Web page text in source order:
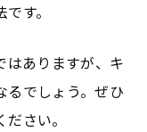
す。
はありますが、キ
るでしょう。ぜひ
さい。